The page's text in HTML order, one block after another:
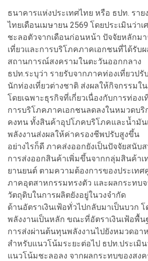
ธนาคารแห่งประเทศไทย หรือ ธปท. ราย
ไทยเดือนเมษายน 2569 โดยประเมินว่า
ชะลอตัวจากเดือนก่อนหน้า ปัจจัยหลักม
เที่ยวและการบริโภคภาคเอกชนที่ได้รับ
สถานการณ์สงครามในตะวันออกกลาง
ธปท.ระบุว่า รายรับจากภาคท่องเที่ยวป
นักท่องเที่ยวต่างชาติ ส่งผลให้กิจกรรมใ
โดยเฉพาะธุรกิจที่เกี่ยวเนื่องกับการท่อง
การบริโภคภาคเอกชนลดลงในหมวดบริ
คงทน ทั้งสินค้าอุปโภคบริโภคและน้ำมัน
พลังงานส่งผลให้ค่าครองชีพปรับสูงขึ้น
อย่างไรก็ดี ภาคส่งออกยังเป็นปัจจัยสนับ
การส่งออกสินค้าเพิ่มขึ้นจากกลุ่มสินค้า
ยานยนต์ ตามความต้องการของประเท
ภาคอุตสาหกรรมทรงตัว และผลกระทบ
วัตถุดิบในการผลิตยังอยู่ในวงจำกัด
ด้านอัตราเงินเฟ้อทั่วไปกลับมาเป็นบวก
พลังงานเป็นหลัก ขณะที่อัตราเงินเฟ้อพื้
การส่งผ่านต้นทุนพลังงานไปยังหมวดอา
สำหรับแนวโน้มระยะต่อไป ธปท.ประเมิ
แนวโน้มชะลอลง จากผลกระทบของสง